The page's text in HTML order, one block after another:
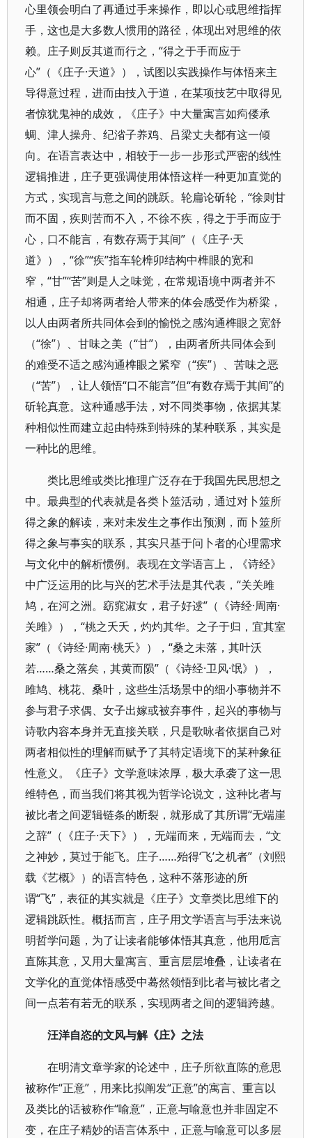
心里领会明白了再通过手来操作，即以心或思维指挥
手，这也是大多数人惯用的路径，体现出对思维的依
赖。庄子则反其道而行之，“得之于手而应于
心”（《庄子·天道》），试图以实践操作与体悟来主
导得意过程，进而由技入于道，在某项技艺中取得见
者惊犹鬼神的成效，《庄子》中大量寓言如痀偻承
蜩、津人操舟、纪渻子养鸡、吕梁丈夫都有这一倾
向。在语言表达中，相较于一步一步形式严密的线性
逻辑推进，庄子更强调使用体悟这样一种更加直觉的
方式，实现言与意之间的跳跃。轮扁论斫轮，“徐则甘
而不固，疾则苦而不入，不徐不疾，得之于手而应于
心，口不能言，有数存焉于其间”（《庄子·天
道》），“徐”“疾”指车轮榫卯结构中榫眼的宽和
窄，“甘”“苦”则是人之味觉，在常规语境中两者并不
相通，庄子却将两者给人带来的体会感受作为桥梁，
以人由两者所共同体会到的愉悦之感沟通榫眼之宽舒
（“徐”）、甘味之美（“甘”），由两者所共同体会到
的难受不适之感沟通榫眼之紧窄（“疾”）、苦味之恶
（“苦”），让人领悟“口不能言”但“有数存焉于其间”的
斫轮真意。这种通感手法，对不同类事物，依据其某
种相似性而建立起由特殊到特殊的某种联系，其实是
一种比的思维。
类比思维或类比推理广泛存在于我国先民思想之
中。最典型的代表就是各类卜筮活动，通过对卜筮所
得之象的解读，来对未发生之事作出预测，而卜筮所
得之象与事实的联系，其实只基于问卜者的心理需求
与文化中的解析惯例。表现在文学语言上，《诗经》
中广泛运用的比与兴的艺术手法是其代表，“关关雎
鸠，在河之洲。窈窕淑女，君子好逑”（《诗经·周南·
关雎》），“桃之夭夭，灼灼其华。之子于归，宜其室
家”（《诗经·周南·桃夭》），“桑之未落，其叶沃
若……桑之落矣，其黄而陨”（《诗经·卫风·氓》），
雎鸠、桃花、桑叶，这些生活场景中的细小事物并不
参与君子求偶、女子出嫁或被弃事件，起兴的事物与
诗歌内容本身并无直接关联，只是歌咏者依据自己对
两者相似性的理解而赋予了其特定语境下的某种象征
性意义。《庄子》文学意味浓厚，极大承袭了这一思
维特色，而当我们将其视为哲学论说文，这种比者与
被比者之间逻辑链条的断裂，就形成了其所谓“无端崖
之辞”（《庄子·天下》），无端而来，无端而去，“文
之神妙，莫过于能飞。庄子……殆得‘飞’之机者”（刘熙
载《艺概》）的语言特色，这种不落形迹的所
谓“飞”，表征的其实就是《庄子》文章类比思维下的
逻辑跳跃性。概括而言，庄子用文学语言与手法来说
明哲学问题，为了让读者能够体悟其真意，他用卮言
直陈其意，又用大量寓言、重言层层堆叠，让读者在
文学化的直觉体悟感受中蓦然领悟到比者与被比者之
间一点若有若无的联系，实现两者之间的逻辑跨越。
汪洋自恣的文风与解《庄》之法
在明清文章学家的论述中，庄子所欲直陈的意思
被称作“正意”，用来比拟阐发“正意”的寓言、重言以
及类比的话被称作“喻意”，正意与喻意也并非固定不
变，在庄子精妙的语言体系中，正意与喻意可以多层